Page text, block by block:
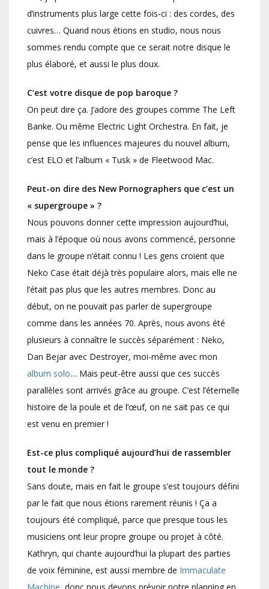
d’instruments plus large cette fois-ci : des cordes, des
cuivres… Quand nous étions en studio, nous nous
sommes rendu compte que ce serait notre disque le
plus élaboré, et aussi le plus doux.
C’est votre disque de pop baroque ?
On peut dire ça. J’adore des groupes comme The Left
Banke. Ou même Electric Light Orchestra. En fait, je
pense que les influences majeures du nouvel album,
c’est ELO et l’album « Tusk » de Fleetwood Mac.
Peut-on dire des New Pornographers que c’est un
« supergroupe » ?
Nous pouvons donner cette impression aujourd’hui,
mais à l’époque où nous avons commencé, personne
dans le groupe n’était connu ! Les gens croient que
Neko Case était déjà très populaire alors, mais elle ne
l’était pas plus que les autres membres. Donc au
début, on ne pouvait pas parler de supergroupe
comme dans les années 70. Après, nous avons été
plusieurs à connaître le succès séparément : Neko,
Dan Bejar avec Destroyer, moi-même avec mon
album solo… Mais peut-être aussi que ces succès
parallèles sont arrivés grâce au groupe. C’est l’éternelle
histoire de la poule et de l’œuf, on ne sait pas ce qui
est venu en premier !
Est-ce plus compliqué aujourd’hui de rassembler
tout le monde ?
Sans doute, mais en fait le groupe s’est toujours défini
par le fait que nous étions rarement réunis ! Ça a
toujours été compliqué, parce que presque tous les
musiciens ont leur propre groupe ou projet à côté.
Kathryn, qui chante aujourd’hui la plupart des parties
de voix féminine, est aussi membre de Immaculate